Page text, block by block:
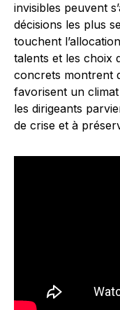
invisibles peuvent
décisions les plus
touchent
talents et les choix
concrets montrent
favorisent un
les dirigeants
de crise et à